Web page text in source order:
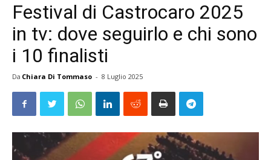
Festival di Castrocaro 2025
in tv: dove seguirlo e chi sono
i 10 finalisti
Da Chiara Di Tommaso - 8 Luglio 2025